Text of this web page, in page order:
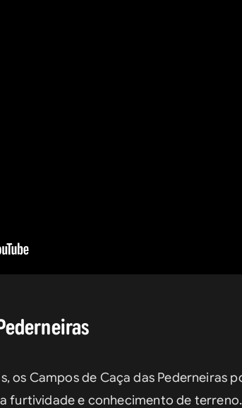
os Campos de Caça das Pederneiras
furtividade e conhecimento de terreno.